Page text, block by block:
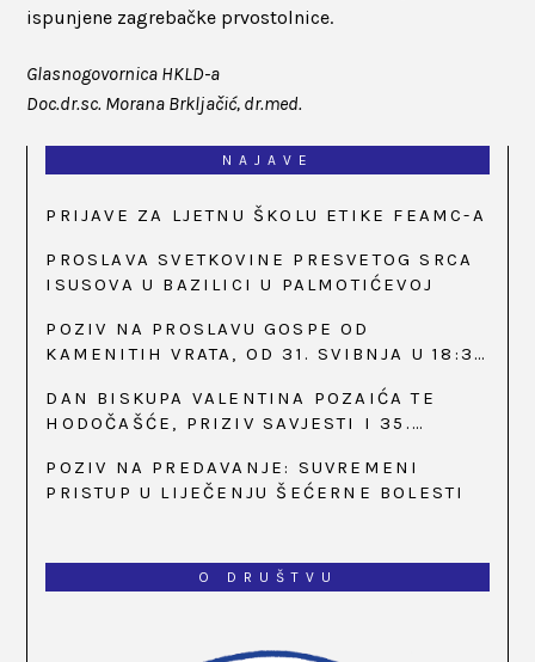
ispunjene zagrebačke prvostolnice.
Glasnogovornica HKLD-a
Doc.dr.sc. Morana Brkljačić, dr.med.
NAJAVE
PRIJAVE ZA LJETNU ŠKOLU ETIKE FEAMC-A
PROSLAVA SVETKOVINE PRESVETOG SRCA
ISUSOVA U BAZILICI U PALMOTIĆEVOJ
POZIV NA PROSLAVU GOSPE OD
KAMENITIH VRATA, OD 31. SVIBNJA U 18:30
DAN BISKUPA VALENTINA POZAIĆA TE
HODOČAŠĆE, PRIZIV SAVJESTI I 35.
BISTRICI, OD 15. DO 17. SVIBNJA
POZIV NA PREDAVANJE: SUVREMENI
PRISTUP U LIJEČENJU ŠEĆERNE BOLESTI
O DRUŠTVU